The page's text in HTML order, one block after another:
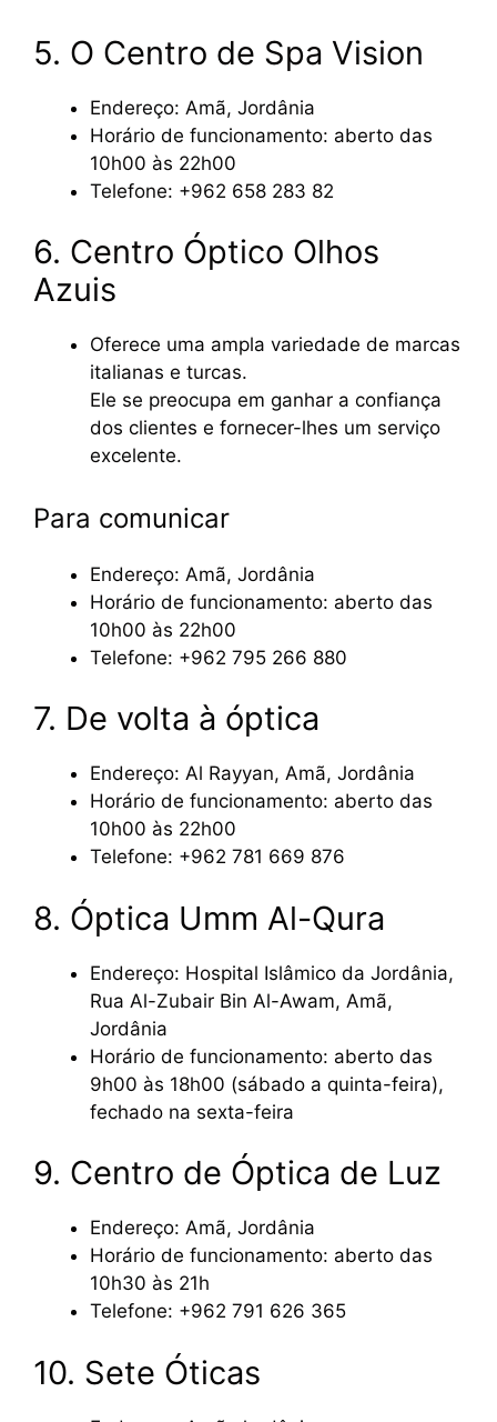
5. O Centro de Spa Vision
Endereço: Amã, Jordânia
Horário de funcionamento: aberto das
10h00 às 22h00
Telefone: +962 658 283 82
6. Centro Óptico Olhos
Azuis
Oferece uma ampla variedade de marcas
italianas e turcas.
Ele se preocupa em ganhar a confiança
dos clientes e fornecer-lhes um serviço
excelente.
Para comunicar
Endereço: Amã, Jordânia
Horário de funcionamento: aberto das
10h00 às 22h00
Telefone: +962 795 266 880
7. De volta à óptica
Endereço: Al Rayyan, Amã, Jordânia
Horário de funcionamento: aberto das
10h00 às 22h00
Telefone: +962 781 669 876
8. Óptica Umm Al-Qura
Endereço: Hospital Islâmico da Jordânia,
Rua Al-Zubair Bin Al-Awam, Amã,
Jordânia
Horário de funcionamento: aberto das
9h00 às 18h00 (sábado a quinta-feira),
fechado na sexta-feira
9. Centro de Óptica de Luz
Endereço: Amã, Jordânia
Horário de funcionamento: aberto das
10h30 às 21h
Telefone: +962 791 626 365
10. Sete Óticas